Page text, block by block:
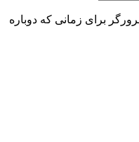
برای زمانی که دوباره